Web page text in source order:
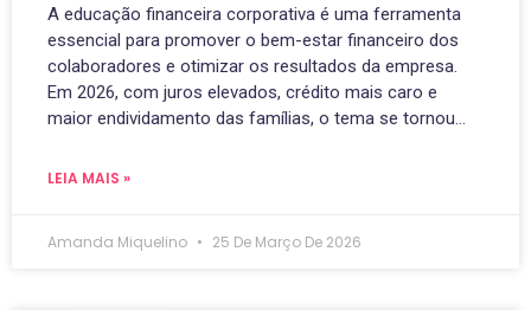
A educação financeira corporativa é uma ferramenta
essencial para promover o bem-estar financeiro dos
colaboradores e otimizar os resultados da empresa.
Em 2026, com juros elevados, crédito mais caro e
maior endividamento das famílias, o tema se tornou…
LEIA MAIS »
Amanda Miquelino 25 De Março De 2026